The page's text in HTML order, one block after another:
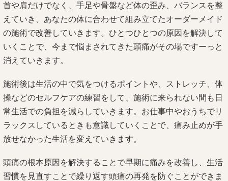
首や肩だけでなく、手足や骨盤など体の歪み、バランスを整
えていき、あなたの体に合わせて組み立てたオーダーメイド
の施術で改善していきます。ひとつひとつの原因を解決して
いくことで、今まで悩まされてきた頭痛がその場ですーっと
消えていきます。
施術後は生活の中で気をつけるポイントや、ストレッチ、体
操などのセルフケアの練習をして、施術に来られない間も日
常生活での負担を減らしていきます。お仕事中やおうちでリ
ラックスしているときも意識していくことで、痛み止めが手
放せなかった生活を変えていきます。
頭痛の根本原因を解決することで早期に痛みを改善し、生活
習慣を見直すことで繰り返す頭痛の再発を防ぐことができま